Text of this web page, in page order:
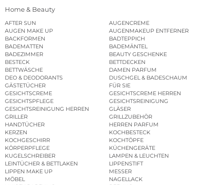
Home & Beauty
AFTER SUN
AUGENCREME
AUGEN MAKE UP
AUGENMAKEUP ENTFERNER
BACKFORMEN
BADTEPPICH
BADEMATTEN
BADEMÄNTEL
BADEZIMMER
BEAUTY GESCHENKE
BESTECK
BETTDECKEN
BETTWÄSCHE
DAMEN PARFUM
DEO & DEODORANTS
DUSCHGEL & BADESCHAUM
GÄSTETÜCHER
FÜR SIE
GESICHTSCREME
GESICHTSCREME HERREN
GESICHTSPFLEGE
GESICHTSREINIGUNG
GESICHTSREINIGUNG HERREN
GLÄSER
GRILLER
GRILLZUBEHÖR
HANDTÜCHER
HERREN PARFUM
KERZEN
KOCHBESTECK
KOCHGESCHIRR
KOCHTÖPFE
KÖRPERPFLEGE
KÜCHENGERÄTE
KUGELSCHREIBER
LAMPEN & LEUCHTEN
LEINTÜCHER & BETTLAKEN
LIPPENSTIFT
LIPPEN MAKE UP
MESSER
MÖBEL
NAGELLACK